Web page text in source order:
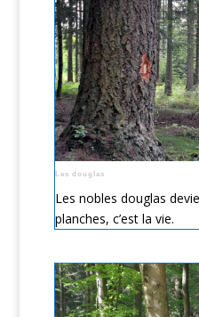
Les douglas
Les nobles douglas
planches, c’est la vie.